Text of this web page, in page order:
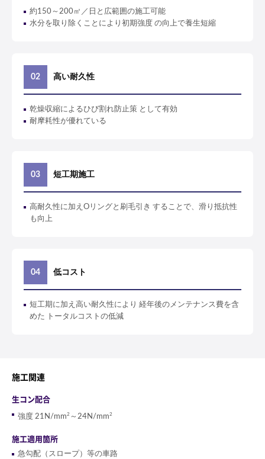
約150～200㎡／日と広範囲の施工可能
水分を取り除くことにより初期強度 の向上で養生短縮
高い耐久性
乾燥収縮によるひび割れ防止策 として有効
耐摩耗性が優れている
短工期施工
高耐久性に加えОリングと刷毛引き することで、滑り抵抗性
も向上
低コスト
短工期に加え高い耐久性により 経年後のメンテナンス費を含
めた トータルコストの低減
施工関連
生コン配合
強度 21N/mm2 ～24N/mm2
施工適用箇所
急勾配（スロープ）等の車路